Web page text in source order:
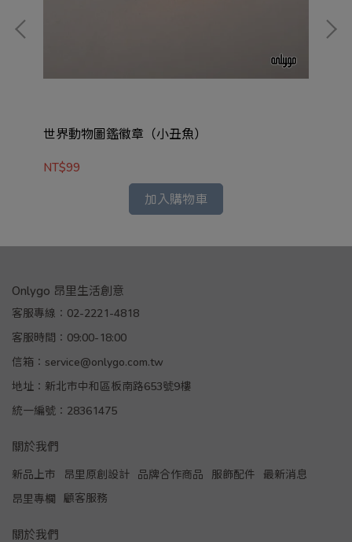
世界動物圖鑑徽章（小丑魚）
NT$99
加入購物車
Onlygo 昂里生活創意
客服專線：02-2221-4818
客服時間：09:00-18:00
信箱：service@onlygo.com.tw
地址：新北市中和區板南路653號9樓
統一編號：28361475
關於我們
新品上市 昂里原創設計 品牌合作商品 服飾配件
最新消息
昂里專欄
顧客服務
關於我們